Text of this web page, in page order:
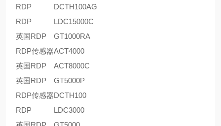
RDP
DCTH100AG
RDP
LDC15000C
英国RDP
GT1000RA
RDP传感器ACT4000
英国RDP
ACT8000C
英国RDP
GT5000P
RDP传感器DCTH100
RDP
LDC3000